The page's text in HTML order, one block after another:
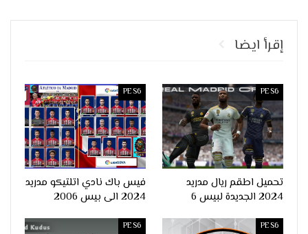
إقرأ ايضا
PES6
تحميل اطقم ريال مدريد
2024 الجديدة لبيس 6
PES6
فيس باك نادي اتلتيكو مدريد
2024 الى بيس 2006
PES6
PES6